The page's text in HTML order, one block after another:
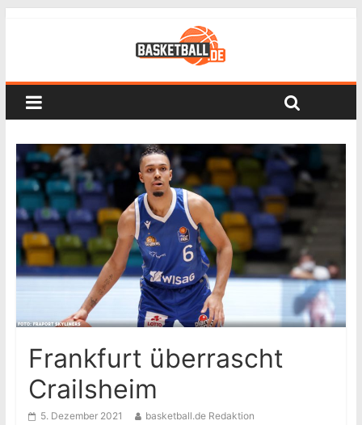
Frankfurt überrascht
Crailsheim
5. Dezember 2021 basketball.de Redaktion